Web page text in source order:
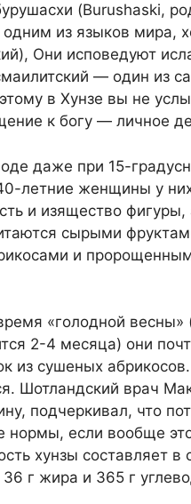
(Burushaski,
из языков мира,
Они исповедуют
— один из
в Хунзе вы не
к богу — личное
даже при 15-
летние женщины у
и изящество
сырыми
и
«голодной весны»
2-4 месяца) они
из сушеных
Шотландский врач
подчеркивал, что
нормы, если вообще
хунзы составляет в
г жира и 365 г